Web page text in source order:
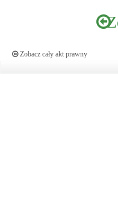
Zobacz cały akt prawny